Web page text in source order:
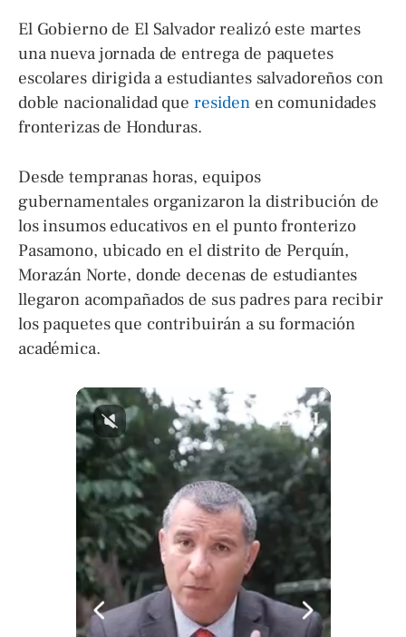
El Gobierno de El Salvador realizó este martes
una nueva jornada de entrega de paquetes
escolares dirigida a estudiantes salvadoreños con
doble nacionalidad que residen en comunidades
fronterizas de Honduras.
Desde tempranas horas, equipos
gubernamentales organizaron la distribución de
los insumos educativos en el punto fronterizo
Pasamono, ubicado en el distrito de Perquín,
Morazán Norte, donde decenas de estudiantes
llegaron acompañados de sus padres para recibir
los paquetes que contribuirán a su formación
académica.